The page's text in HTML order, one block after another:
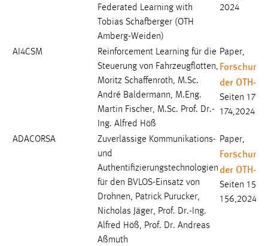
Federated Learning with
Tobias Schafberger (OTH
Amberg-Weiden)
2024
AI4CSM
Reinforcement Learning für die
Steuerung von Fahrzeugflotten,
Moritz Schaffenroth, M.Sc.
André Baldermann, M.Eng.
Martin Fischer, M.Sc. Prof. Dr.-
Ing. Alfred Höß
Paper,
der OTH-
Seiten 170-
174,2024
ADACORSA
Zuverlässige Kommunikations-
und
Authentifizierungstechnologien
für den BVLOS-Einsatz von
Drohnen, Patrick Purucker,
Nicholas Jäger, Prof. Dr.-Ing.
Alfred Höß, Prof. Dr. Andreas
Aßmuth
Paper,
der OTH-
Seiten 152-
156,2024
_pk_ref, _pk_cvar, _pk_id, _pk_ses
Cookie Laufzeit:
Marketing Cookies werden von Drittanbietern
verwendet, um personalisierte Werbung anzuzeigen.
Sie tun dies, indem sie Besucher über Websites
hinweg verfolgen.